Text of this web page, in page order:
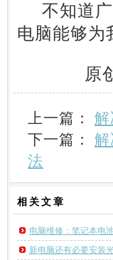
不知道广
电脑能够为
原
上一篇：
下一篇： 解
法
相关 文章
电脑维修：笔记本电
新电脑还有必要安装